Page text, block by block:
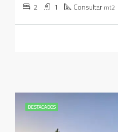
2 1 Consultarmt2
DESTACADOS